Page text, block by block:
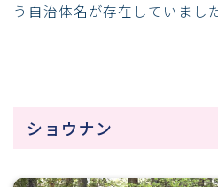
う自治体名が存在していました
ショウナン